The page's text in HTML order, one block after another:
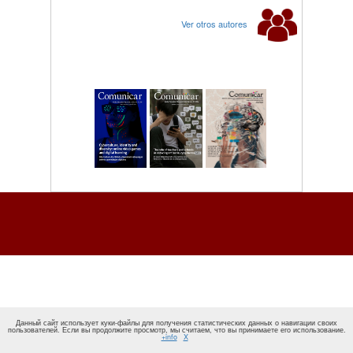
Ver otros autores
Данный сайт использует куки-файлы для получения статистических данных о навигации своих
пользователей. Если вы продолжите просмотр, мы считаем, что вы принимаете его использование.
+info X